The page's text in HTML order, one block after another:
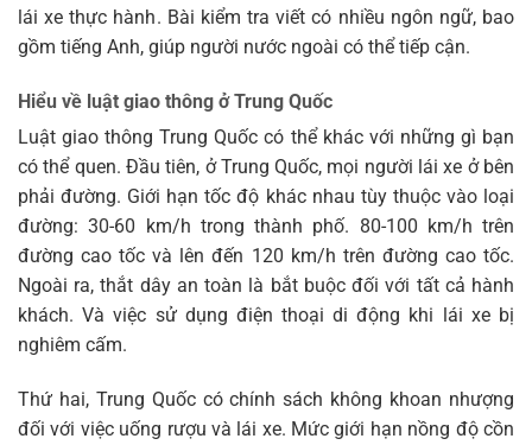
lái xe thực hành. Bài kiểm tra viết có nhiều ngôn ngữ, bao
gồm tiếng Anh, giúp người nước ngoài có thể tiếp cận.
Hiểu về luật giao thông ở Trung Quốc
Luật giao thông Trung Quốc có thể khác với những gì bạn
có thể quen. Đầu tiên, ở Trung Quốc, mọi người lái xe ở bên
phải đường. Giới hạn tốc độ khác nhau tùy thuộc vào loại
đường: 30-60 km/h trong thành phố. 80-100 km/h trên
đường cao tốc và lên đến 120 km/h trên đường cao tốc.
Ngoài ra, thắt dây an toàn là bắt buộc đối với tất cả hành
khách. Và việc sử dụng điện thoại di động khi lái xe bị
nghiêm cấm.
Thứ hai, Trung Quốc có chính sách không khoan nhượng
đối với việc uống rượu và lái xe. Mức giới hạn nồng độ cồn